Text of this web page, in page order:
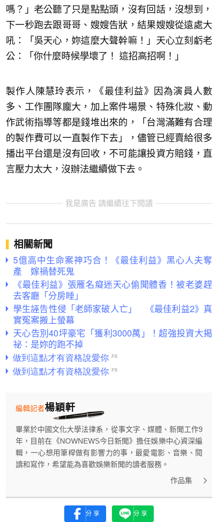
嗎？」老公聽了只是點點頭，沒有回話，沒想到，
下一秒跑去跟哥哥、嫂嫂告狀，結果嫂嫂從遠處大
吼：「吳天心，妳這麼大聲幹嘛！」天心立刻虧老
公：「你什麼時候學壞了！ 這招高招啊！」
製作人陳慧玲表示，《最佳利益》因為演員人數
多、工作團隊龐大，加上案件場景、特殊化妝、動
作武術指導等都是錢堆出來的，「台灣滿難有合理
的製作費可以一直製作下去」，儘管已經賣給很多
播出平台還是沒有回收，不可能讓投資方賠錢，直
言壓力太大，沒辦法繼續做下去。
我是廣告 請繼續往下閱讀
相關新聞
5億高中生命案神巧合！《最佳利益》黑心人夫奪
產 嫁禍替死鬼
《最佳利益》張雁名癡迷天心偷聞體香！被老婆趕
去客廳「分房睡」
學生誣告性侵「老師家破人亡」 《最佳利益2》真
實冤案搬上螢幕
天心告別40坪豪宅「獲利3000萬」！超強投資大揭
祕：是妳的跑不掉
楊穎軒
編輯記者
畢業於中國文化大學法律系，從事文字、媒體、新聞工作9
年，目前在《NOWNEWS今日新聞》擔任娛樂中心資深編
輯，一心想用筆桿做有影響力的事，最愛電影、音樂、閱
讀和寫作，希望能為喜歡娛樂新聞的讀者服務。
作品集
分享 分享